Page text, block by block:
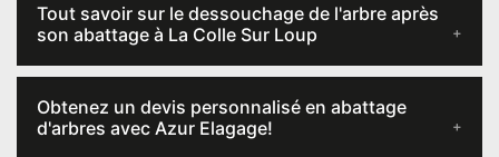
Tout savoir sur le dessouchage de l'arbre après
son abattage à La Colle Sur Loup
Obtenez un devis personnalisé en abattage
d'arbres avec Azur Elagage!